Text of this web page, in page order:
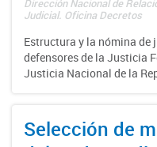
Dirección Nacional de
Judicial. Oficina Decretos
Estructura y la nómina de
defensores de la Justicia
Justicia Nacional de la
Selección de